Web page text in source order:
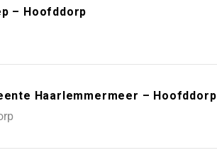
– Hoofddorp
Haarlemmermeer – Hoofddorp